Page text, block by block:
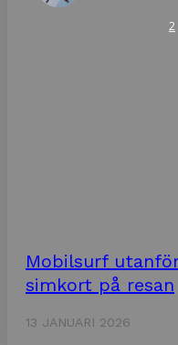
2
Mobilsurf
simkort på resan
13 JANUARI 2026